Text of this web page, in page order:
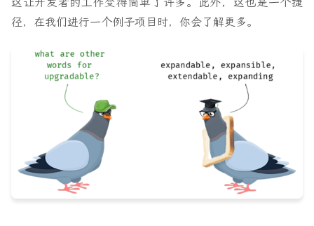
径，在我们进行一个例子项目时，你会了解更多。